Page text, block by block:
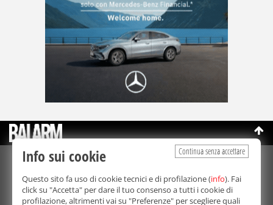
©Copyright 2003-2026
Bmedia Srl- P.IVA 07064240828
La riproduzione totale o parziale di tutti i contenuti, in qualunque
forma, su qualsiasi supporto è proibita.
Continua senza accettare
Info sui cookie
Questo sito fa uso di cookie tecnici e di profilazione (info). Fai
click su "Accetta" per dare il tuo consenso a tutti i cookie di
profilazione, altrimenti vai su "Preferenze" per scegliere quali